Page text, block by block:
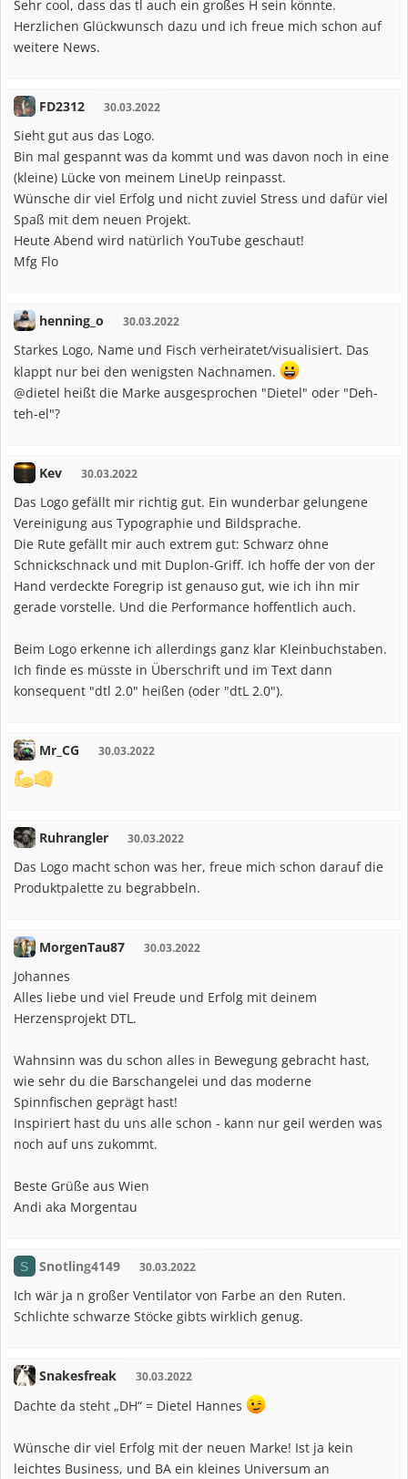
Sehr cool, dass das tl auch ein großes H sein könnte.
Herzlichen Glückwunsch dazu und ich freue mich schon auf
weitere News.
FD2312 30.03.2022
Sieht gut aus das Logo.
Bin mal gespannt was da kommt und was davon noch in eine
(kleine) Lücke von meinem LineUp reinpasst.
Wünsche dir viel Erfolg und nicht zuviel Stress und dafür viel
Spaß mit dem neuen Projekt.
Heute Abend wird natürlich YouTube geschaut!
Mfg Flo
henning_o 30.03.2022
Starkes Logo, Name und Fisch verheiratet/visualisiert. Das
klappt nur bei den wenigsten Nachnamen.
@dietel heißt die Marke ausgesprochen "Dietel" oder "Deh-
teh-el"?
Kev 30.03.2022
Das Logo gefällt mir richtig gut. Ein wunderbar gelungene
Vereinigung aus Typographie und Bildsprache.
Die Rute gefällt mir auch extrem gut: Schwarz ohne
Schnickschnack und mit Duplon-Griff. Ich hoffe der von der
Hand verdeckte Foregrip ist genauso gut, wie ich ihn mir
gerade vorstelle. Und die Performance hoffentlich auch.
Beim Logo erkenne ich allerdings ganz klar Kleinbuchstaben.
Ich finde es müsste in Überschrift und im Text dann
konsequent "dtl 2.0" heißen (oder "dtL 2.0").
Mr_CG 30.03.2022
Ruhrangler 30.03.2022
Das Logo macht schon was her, freue mich schon darauf die
Produktpalette zu begrabbeln.
MorgenTau87 30.03.2022
Johannes
Alles liebe und viel Freude und Erfolg mit deinem
Herzensprojekt DTL.
Wahnsinn was du schon alles in Bewegung gebracht hast,
wie sehr du die Barschangelei und das moderne
Spinnfischen geprägt hast!
Inspiriert hast du uns alle schon - kann nur geil werden was
noch auf uns zukommt.
Beste Grüße aus Wien
Andi aka Morgentau
S Snotling4149 30.03.2022
Ich wär ja n großer Ventilator von Farbe an den Ruten.
Schlichte schwarze Stöcke gibts wirklich genug.
Snakesfreak 30.03.2022
Dachte da steht „DH“ = Dietel Hannes
Wünsche dir viel Erfolg mit der neuen Marke! Ist ja kein
leichtes Business, und BA ein kleines Universum an